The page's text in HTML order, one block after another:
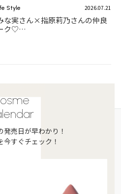
Style 2026.07.21
な実さん×指原莉乃さんの仲良
ク♡…
発売日が早わかり！
今すぐチェック！